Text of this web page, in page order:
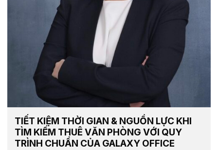
TIẾT KIỆM THỜI GIAN & NGUỒN LỰC KHI
TÌM KIẾM THUÊ VĂN PHÒNG VỚI QUY
TRÌNH CHUẨN CỦA GALAXY OFFICE